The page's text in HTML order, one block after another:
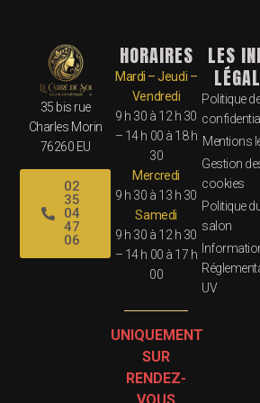
35 bis rue
Charles Morin
76260 EU
02
35
04
47
06
HORAIRES
Mardi – Jeudi –
Vendredi
9 h 30 à 12 h 30
– 14 h 00 à 18 h
30
Mercredi
9 h 30 à 13 h 30
Samedi
9 h 30 à 12 h 30
– 14 h 00 à 17 h
00
UNIQUEMENT
SUR
RENDEZ-
LES
Politique
Mentions
Gestion
cookies
Politique
salon
UV